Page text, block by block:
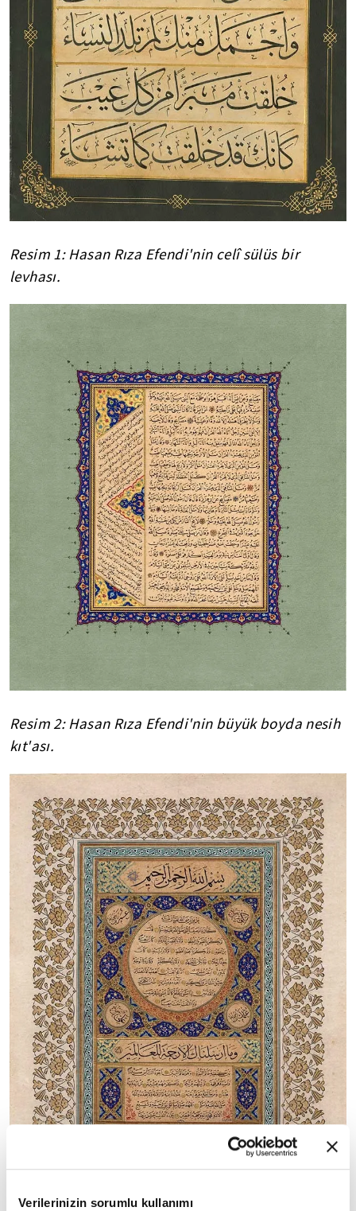
Verilerinizin sorumlu kullanımı
Resim 1: Hasan Rıza Efendi'nin celî sülüs bir
levhası.
Resim 2: Hasan Rıza Efendi'nin büyük boyda nesih
kıt'ası.